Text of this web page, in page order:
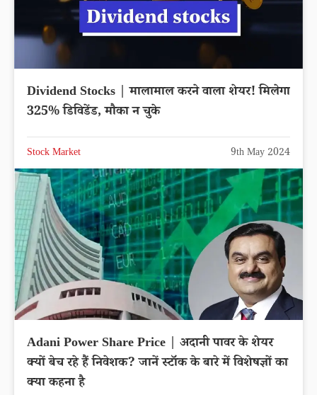
Dividend Stocks | मालामाल करने वाला शेयर! मिलेगा
325% डिविडेंड, मौका न चुके
Stock Market 9th May 2024
Adani Power Share Price | अदानी पावर के शेयर
क्यों बेच रहे हैं निवेशक? जानें स्टॉक के बारे में विशेषज्ञों का
क्या कहना है